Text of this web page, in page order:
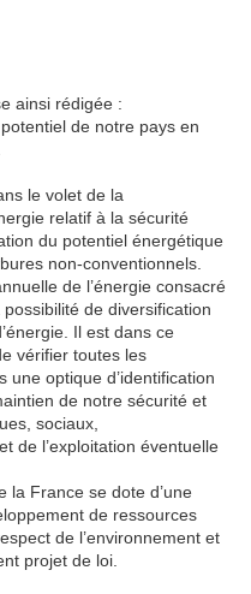
ainsi rédigée :
de notre pays en
le volet de la
relatif à la sécurité
du potentiel énergétique
non-conventionnels.
de l’énergie consacré
de diversification
Il est dans ce
vérifier toutes les
une optique d’identification
de notre sécurité et
sociaux,
de l’exploitation éventuelle
la France se dote d’une
de ressources
de l’environnement et
projet de loi.